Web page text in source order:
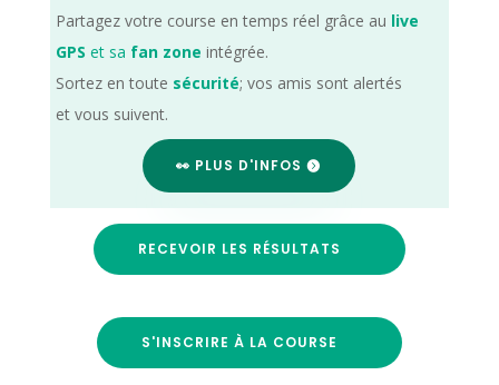
Partagez votre course en temps réel grâce au live
GPS et sa fan zone intégrée.
Sortez en toute sécurité; vos amis sont alertés
et vous suivent.
👀 PLUS D'INFOS
RECEVOIR LES RÉSULTATS
S'INSCRIRE À LA COURSE